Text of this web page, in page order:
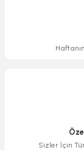
Sizler İçin